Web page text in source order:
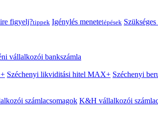
figyelj?tippek Igénylés menetelépések
vállalkozói bankszámla
Széchenyi likviditási hitel MAX+ Széchenyi
számlacsomagok K&H vállalkozói